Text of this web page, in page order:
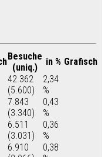
Besuche
(uniq.)
in % Grafisch
42.362
(5.600)
2,34
%
7.843
(3.340)
0,43
%
6.511
(3.031)
0,36
%
6.910
0,38